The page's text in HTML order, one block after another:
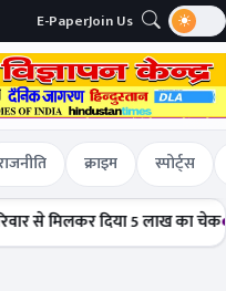
E-PaperJoin Us
क्राइम स्पोर्ट्स
दिया 5 लाख का चेक